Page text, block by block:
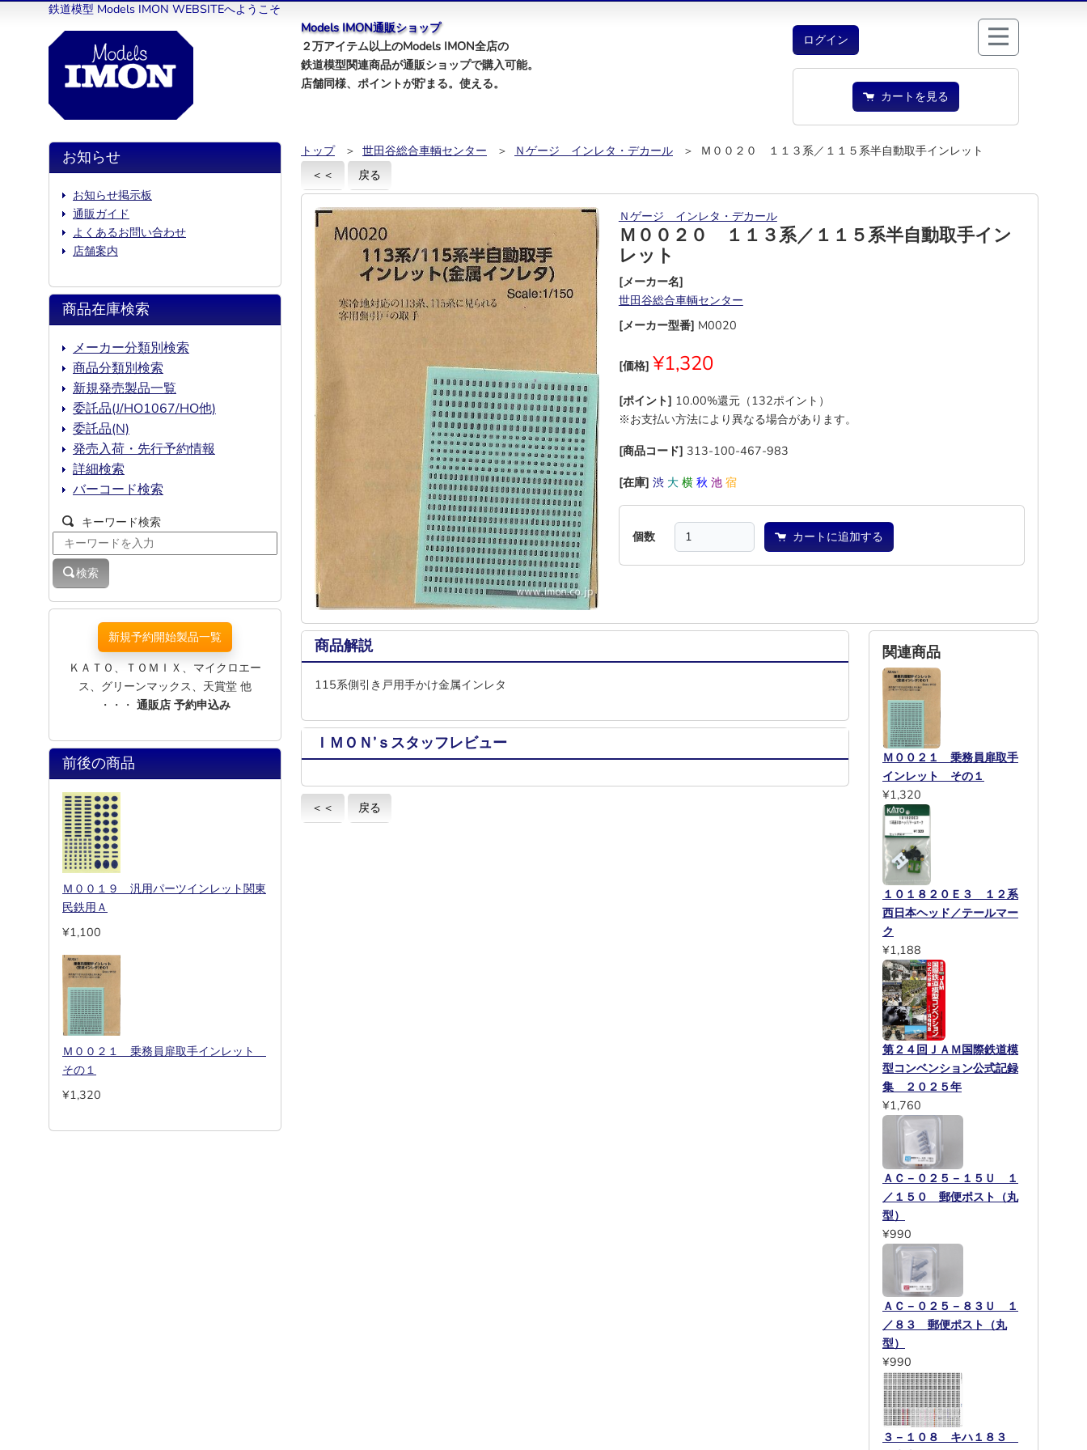
鉄道模型 Models IMON WEBSITEへようこそ
Models IMON通販ショップ
２万アイテム以上のModels IMON全店の
鉄道模型関連商品が通販ショップで購入可能。
店舗同様、ポイントが貯まる。使える。
ログイン
カートを見る
トップ ＞ 世田谷総合車輌センター ＞ Ｎゲージ インレタ・デカール
＞ Ｍ００２０ １１３系／１１５系半自動取手インレット
＜＜
戻る
Ｎゲージ インレタ・デカール
Ｍ００２０ １１３系／１１５系半自動取手イン
レット
[メーカー名]
世田谷総合車輌センター
[メーカー型番] M0020
[価格] ¥1,320
[ポイント] 10.00%還元（132ポイント）
※お支払い方法により異なる場合があります。
[商品コード] 313-100-467-983
[在庫] 渋 大 横 秋 池 宿
個数 カートに追加する
商品解説
115系側引き戸用手かけ金属インレタ
ＩＭＯＮ’ｓスタッフレビュー
＜＜ 戻る
関連商品
Ｍ００２１ 乗務員扉取手
インレット その１
¥1,320
１０１８２０Ｅ３ １２系
西日本ヘッド／テールマー
ク
¥1,188
第２４回ＪＡＭ国際鉄道模
型コンベンション公式記録
集 ２０２５年
¥1,760
ＡＣ－０２５－１５Ｕ １
／１５０ 郵便ポスト（丸
型）
¥990
ＡＣ－０２５－８３Ｕ １
／８３ 郵便ポスト（丸
型）
¥990
３－１０８ キハ１８３
お知らせ
お知らせ掲示板
通販ガイド
よくあるお問い合わせ
店舗案内
商品在庫検索
メーカー分類別検索
商品分類別検索
新規発売製品一覧
委託品(J/HO1067/HO他)
委託品(N)
発売入荷・先行予約情報
詳細検索
バーコード検索
キーワード検索
検索
新規予約開始製品一覧
ＫＡＴＯ、ＴＯＭＩＸ、マイクロエー
ス、グリーンマックス、天賞堂 他
・・・ 通販店 予約申込み
前後の商品
Ｍ００１９ 汎用パーツインレット関東
民鉄用Ａ
¥1,100
Ｍ００２１ 乗務員扉取手インレット
その１
¥1,320